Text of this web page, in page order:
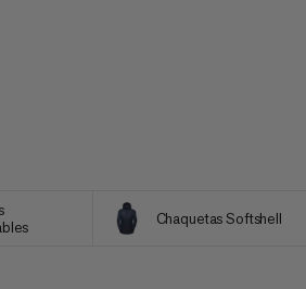
Chaquetas Softshell